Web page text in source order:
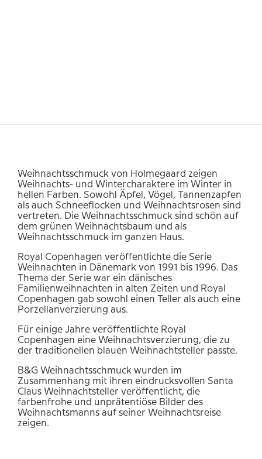
Weihnachtsschmuck von Holmegaard zeigen
Weihnachts- und Wintercharaktere im Winter in
hellen Farben. Sowohl Äpfel, Vögel, Tannenzapfen
als auch Schneeflocken und Weihnachtsrosen sind
vertreten. Die Weihnachtsschmuck sind schön auf
dem grünen Weihnachtsbaum und als
Weihnachtsschmuck im ganzen Haus.
Royal Copenhagen veröffentlichte die Serie
Weihnachten in Dänemark von 1991 bis 1996. Das
Thema der Serie war ein dänisches
Familienweihnachten in alten Zeiten und Royal
Copenhagen gab sowohl einen Teller als auch eine
Porzellanverzierung aus.
Für einige Jahre veröffentlichte Royal
Copenhagen eine Weihnachtsverzierung, die zu
der traditionellen blauen Weihnachtsteller passte.
B&G Weihnachtsschmuck wurden im
Zusammenhang mit ihren eindrucksvollen Santa
Claus Weihnachtsteller veröffentlicht, die
farbenfrohe und unprätentiöse Bilder des
Weihnachtsmanns auf seiner Weihnachtsreise
zeigen.